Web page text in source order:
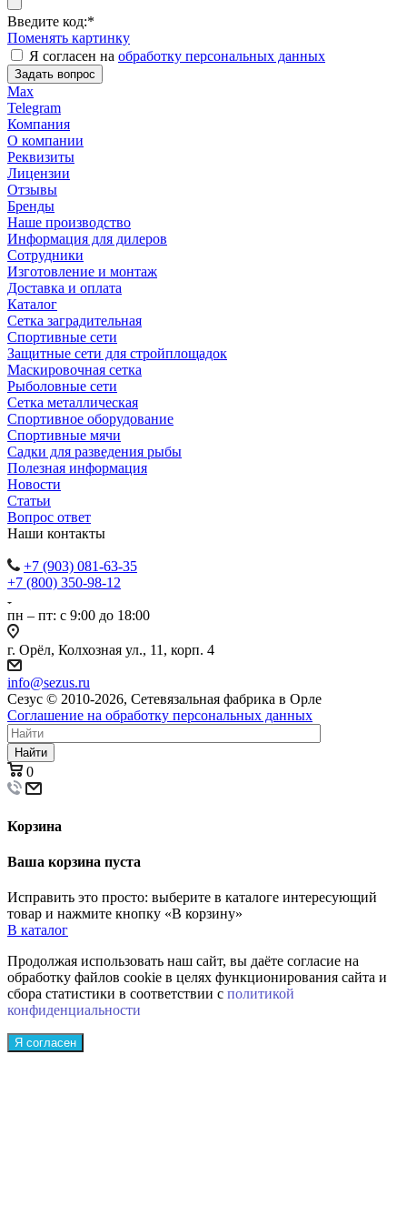
Введите код:*
Поменять картинку
Я согласен на обработку персональных данных
Задать вопрос
Max
Telegram
Компания
О компании
Реквизиты
Лицензии
Отзывы
Бренды
Наше производство
Информация для дилеров
Сотрудники
Изготовление и монтаж
Доставка и оплата
Каталог
Сетка заградительная
Спортивные сети
Защитные сети для стройплощадок
Маскировочная сетка
Рыболовные сети
Сетка металлическая
Спортивное оборудование
Спортивные мячи
Садки для разведения рыбы
Полезная информация
Новости
Статьи
Вопрос ответ
Наши контакты
+7 (903) 081-63-35
+7 (800) 350-98-12
пн – пт: с 9:00 до 18:00
г. Орёл, Колхозная ул., 11, корп. 4
info@sezus.ru
Сезус © 2010-2026, Сетевязальная фабрика в Орле
Соглашение на обработку персональных данных
Найти
0
Корзина
Ваша корзина пуста
Исправить это просто: выберите в каталоге интересующий
товар и нажмите кнопку «В корзину»
В каталог
Продолжая использовать наш сайт, вы даёте согласие на
обработку файлов cookie в целях функционирования сайта и
сбора статистики в соответствии с политикой
конфиденциальности
Я согласен